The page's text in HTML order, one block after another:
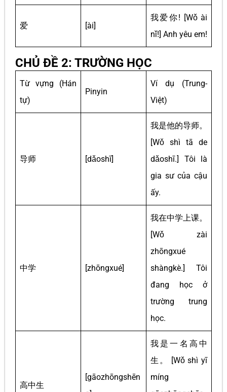
爱 [ài]
我爱你! [Wǒ ài
nǐ!] Anh yêu em!
CHỦ ĐỀ 2: TRƯỜNG HỌC
Từ vựng (Hán
tự)
Pinyin
Ví dụ (Trung-
Việt)
导师 [dǎoshī]
我是他的导师。
[Wǒ shì tā de
dǎoshī.] Tôi là
gia sư của cậu
ấy.
中学 [zhōngxué]
我在中学上课。
[Wǒ zài
zhōngxué
shàngkè.] Tôi
đang học ở
trường trung
học.
高中生
[gāozhōngshēn
我是一名高中
生。 [Wǒ shì yī
míng